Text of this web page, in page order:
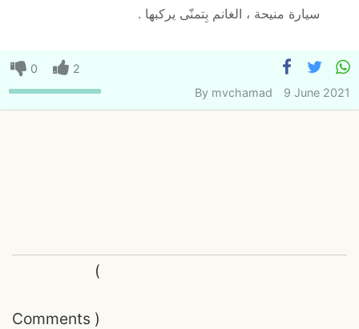
سيارة منيحة ، الغانم بِتمنّى يركبها .
0
2
By mvchamad 9 June 2021
Comments
(
)